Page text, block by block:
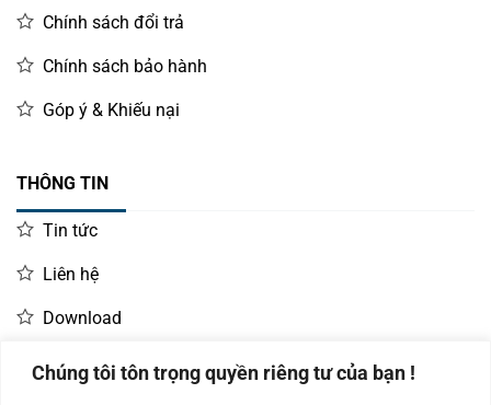
Chúng tôi tôn trọng quyền riêng tư của bạn !
Chính sách đổi trả
Chính sách bảo hành
Góp ý & Khiếu nại
THÔNG TIN
Tin tức
Liên hệ
Download
LIÊN HỆ MUA HÀNG